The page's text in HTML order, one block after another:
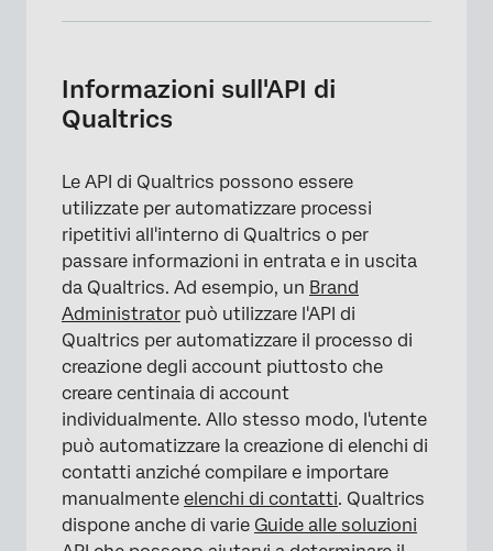
Accessibilità API per diversi prodotti
Comprendere l'API di Qualtrics v3
Generazione di un token API
Modello Protocollo di contesto
Informazioni sull'API di
Qualtrics
Le API di Qualtrics possono essere
utilizzate per automatizzare processi
ripetitivi all'interno di Qualtrics o per
passare informazioni in entrata e in uscita
da Qualtrics. Ad esempio, un Brand
Administrator può utilizzare l'API di
Qualtrics per automatizzare il processo di
creazione degli account piuttosto che
creare centinaia di account
individualmente. Allo stesso modo, l'utente
può automatizzare la creazione di elenchi di
contatti anziché compilare e importare
manualmente elenchi di contatti. Qualtrics
dispone anche di varie Guide alle soluzioni